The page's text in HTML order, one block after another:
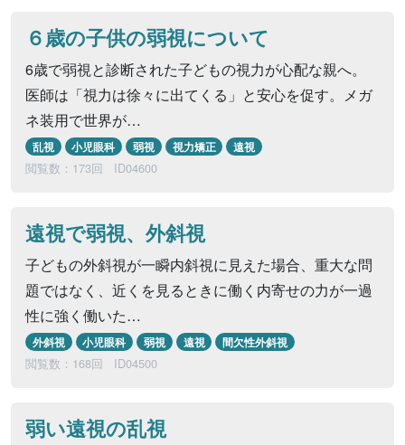
６歳の子供の弱視について
6歳で弱視と診断された子どもの視力が心配な親へ。
医師は「視力は徐々に出てくる」と安心を促す。メガ
ネ装用で世界が…
乱視 小児眼科 弱視 視力矯正 遠視
閲覧数：173回 ID04600
遠視で弱視、外斜視
子どもの外斜視が一瞬内斜視に見えた場合、重大な問
題ではなく、近くを見るときに働く内寄せの力が一過
性に強く働いた…
外斜視 小児眼科 弱視 遠視 間欠性外斜視
閲覧数：168回 ID04500
弱い遠視の乱視